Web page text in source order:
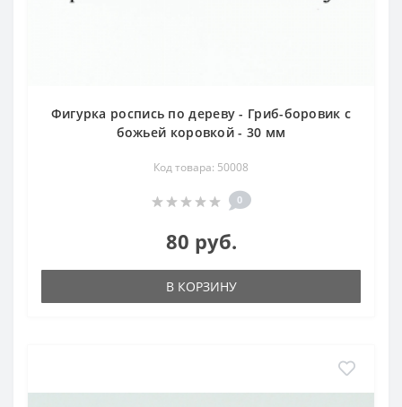
Фигурка роспись по дереву - Гриб-боровик с
божьей коровкой - 30 мм
Код товара: 50008
0
80 руб.
В КОРЗИНУ